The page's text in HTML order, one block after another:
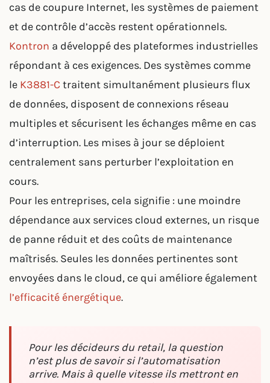
cas de coupure Internet, les systèmes de paiement
et de contrôle d’accès restent opérationnels.
Kontron a développé des plateformes industrielles
répondant à ces exigences. Des systèmes comme
le K3881-C traitent simultanément plusieurs flux
de données, disposent de connexions réseau
multiples et sécurisent les échanges même en cas
d’interruption. Les mises à jour se déploient
centralement sans perturber l’exploitation en
cours.
Pour les entreprises, cela signifie : une moindre
dépendance aux services cloud externes, un risque
de panne réduit et des coûts de maintenance
maîtrisés. Seules les données pertinentes sont
envoyées dans le cloud, ce qui améliore également
l’efficacité énergétique.
Pour les décideurs du retail, la question
n’est plus de savoir si l’automatisation
arrive. Mais à quelle vitesse ils mettront en